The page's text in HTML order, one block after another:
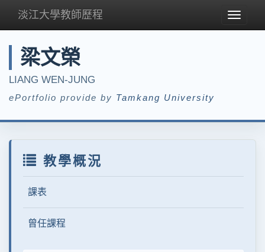
Toggle
淡江大學教師歷程
梁文榮
LIANG WEN-JUNG
ePortfolio provide by Tamkang University
教學概況
課表
曾任課程